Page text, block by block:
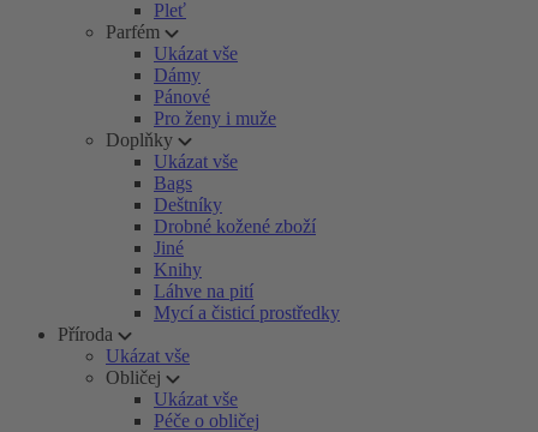
Pleť
Parfém
Ukázat vše
Dámy
Pánové
Pro ženy i muže
Doplňky
Ukázat vše
Bags
Deštníky
Drobné kožené zboží
Jiné
Knihy
Láhve na pití
Mycí a čisticí prostředky
Příroda
Ukázat vše
Obličej
Ukázat vše
Péče o obličej